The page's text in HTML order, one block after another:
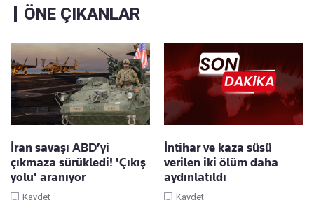
ÖNE ÇIKANLAR
İran savaşı ABD’yi
çıkmaza sürükledi! 'Çıkış
yolu' aranıyor
Kaydet
İntihar ve kaza süsü
verilen iki ölüm daha
aydınlatıldı
Kaydet